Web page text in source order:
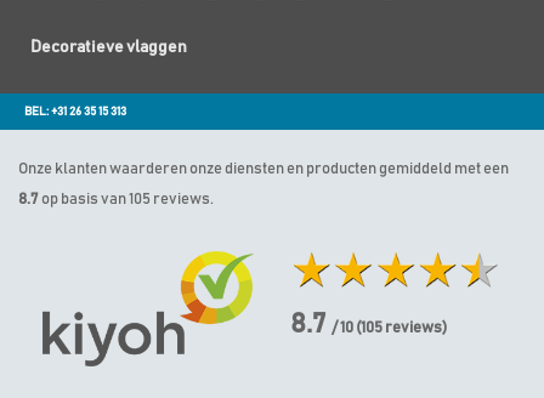
Decoratieve vlaggen
BEL: +31 26 35 15 313
Onze klanten waarderen onze diensten en producten gemiddeld met een
8.7 op basis van 105 reviews.
8.7 / 10 (105 reviews)